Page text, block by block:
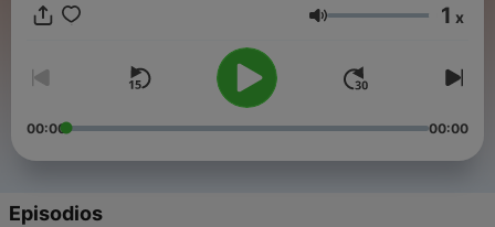
Volumen 1 x
00:00 00:00
Episodios